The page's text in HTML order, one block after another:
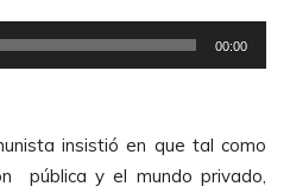
00:00
insistió en que tal como
pública y el mundo privado,